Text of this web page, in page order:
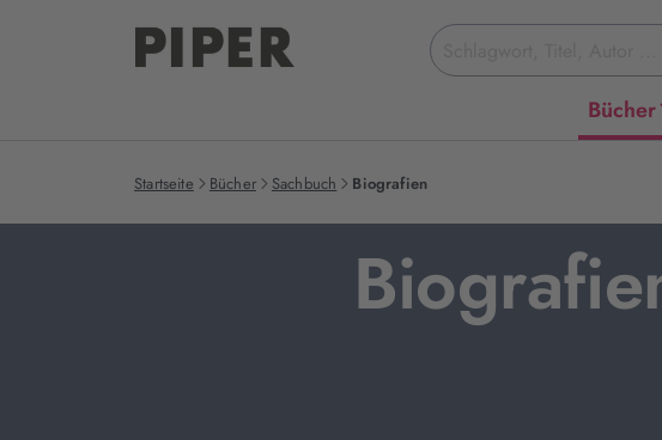
Suchbegriff
eingeben
Bücher
Startseite Bücher Sachbuch Biografien